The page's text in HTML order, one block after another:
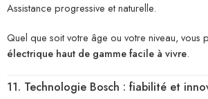
Assistance progressive et naturelle.
Quel que soit votre âge ou votre niveau, vous
électrique haut de gamme facile à vivre.
11. Technologie Bosch : fiabilité et